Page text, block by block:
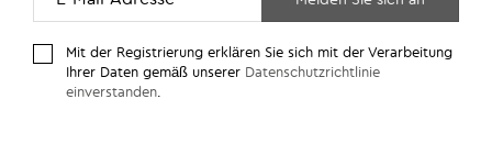
Mit der Registrierung erklären Sie sich mit der Verarbeitung
Ihrer Daten gemäß unserer Datenschutzrichtlinie
einverstanden.